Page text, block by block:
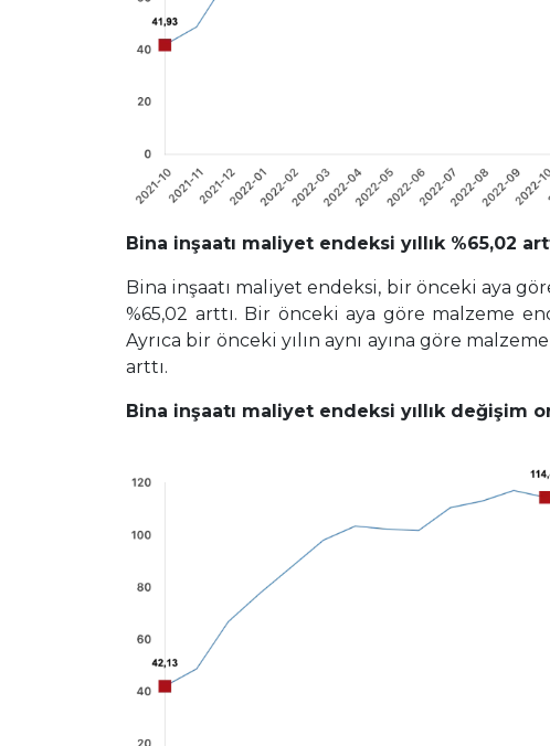
Bina inşaatı maliyet endeksi yıllık %65,02
Bina inşaatı maliyet endeksi, bir önceki aya
%65,02 arttı. Bir önceki aya göre malzeme
Ayrıca bir önceki yılın aynı ayına göre
arttı.
Bina inşaatı maliyet endeksi yıllık değişim